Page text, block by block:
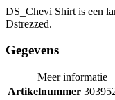
DS_Chevi Shirt is een
Dstrezzed.
Gegevens
Meer informatie
Artikelnummer